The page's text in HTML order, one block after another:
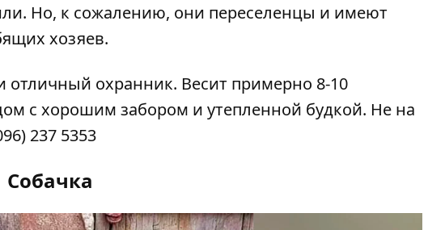
Но, к сожалению, они переселенцы и имеют
хозяев.
охранник. Весит примерно 8-10
с хорошим забором и утепленной будкой. Не на
237 5353
Собачка